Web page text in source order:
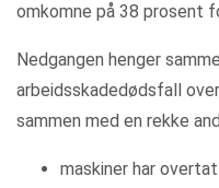
omkomne på 38 prosent
Nedgangen henger
arbeidsskadedødsfall
sammen med en rekke
maskiner har